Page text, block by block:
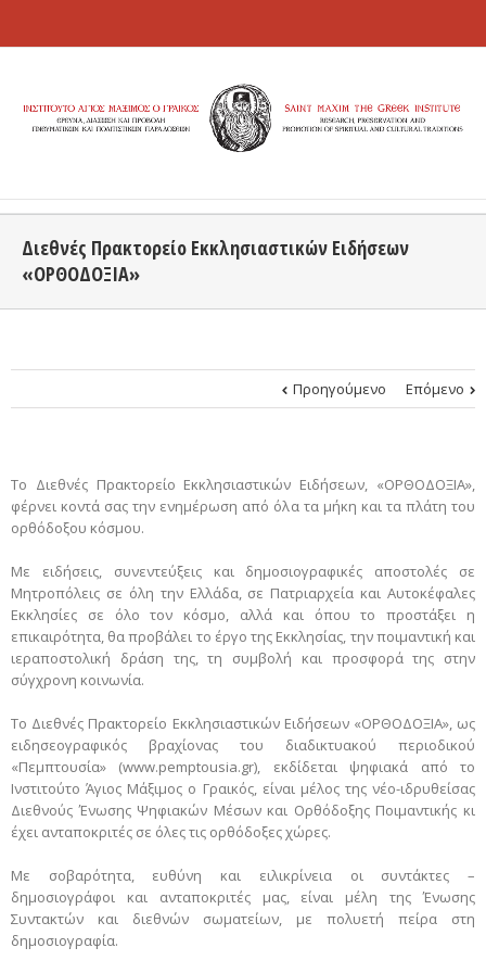
Διεθνές Πρακτορείο Εκκλησιαστικών Ειδήσεων
«ΟΡΘΟΔΟΞΙΑ»
Προηγούμενο Επόμενο
Tο Διεθνές Πρακτορείο Εκκλησιαστικών Ειδήσεων, «ΟΡΘΟΔΟΞΙΑ»,
φέρνει κοντά σας την ενημέρωση από όλα τα μήκη και τα πλάτη του
ορθόδοξου κόσμου.
Με ειδήσεις, συνεντεύξεις και δημοσιογραφικές αποστολές σε
Μητροπόλεις σε όλη την Ελλάδα, σε Πατριαρχεία και Αυτοκέφαλες
Εκκλησίες σε όλο τον κόσμο, αλλά και όπου το προστάξει η
επικαιρότητα, θα προβάλει το έργο της Εκκλησίας, την ποιμαντική και
ιεραποστολική δράση της, τη συμβολή και προσφορά της στην
σύγχρονη κοινωνία.
Το Διεθνές Πρακτορείο Εκκλησιαστικών Ειδήσεων «ΟΡΘΟΔΟΞΙΑ», ως
ειδησεογραφικός βραχίονας του διαδικτυακού περιοδικού
«Πεμπτουσία» (www.pemptousia.gr), εκδίδεται ψηφιακά από το
Ινστιτούτο Άγιος Μάξιμος ο Γραικός, είναι μέλος της νέο-ιδρυθείσας
Διεθνούς Ένωσης Ψηφιακών Μέσων και Ορθόδοξης Ποιμαντικής κι
έχει ανταποκριτές σε όλες τις ορθόδοξες χώρες.
Με σοβαρότητα, ευθύνη και ειλικρίνεια οι συντάκτες –
δημοσιογράφοι και ανταποκριτές μας, είναι μέλη της Ένωσης
Συντακτών και διεθνών σωματείων, με πολυετή πείρα στη
δημοσιογραφία.